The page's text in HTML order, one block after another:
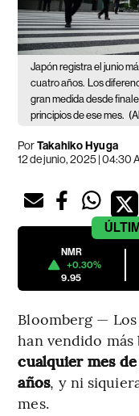
Japón registra el junio
cuatro años.
Los
gran medida desde
principios de ese mes.
PorTakahiko Hyuga
12 de junio, 2025 | 04:30
NMR
+0.30%
9.95
Bloomberg —
han vendido
cualquier mes
años, y ni
mes.